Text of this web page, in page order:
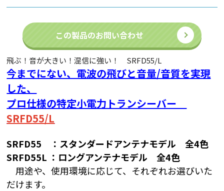
この製品のお問い合わせ
飛ぶ！音が大きい！混信に強い！ SRFD55/L
今までにない、電波の飛びと音量/音質を実現
した、
プロ仕様の特定小電力トランシーバー
SRFD55/L
SRFD55 ：スタンダードアンテナモデル 全4色
SRFD55L ：ロングアンテナモデル 全4色
用途や、使用環境に応じて、それぞれお選びいた
だけます。